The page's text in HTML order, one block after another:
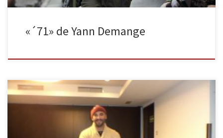
«´71» de Yann Demange
El próximo 23 de Enero llega a España 71′, una película del
director británico Yann Demange, en la cual se mezcla la historia